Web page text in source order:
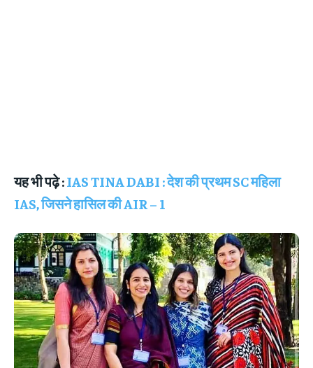
यह भी पढ़े :IAS TINA DABI : देश की प्रथम SC महिला
IAS, जिसने हासिल की AIR – 1